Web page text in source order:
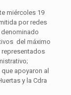
miércoles 19
por redes
del máximo
representados
apoyaron al
y la Cdra